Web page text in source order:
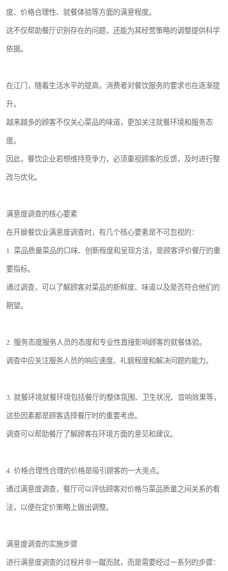
度、价格合理性、就餐体验等方面的满意程度。
这不仅帮助餐厅识别存在的问题，还能为其经营策略的调整提供科学
依据。
在江门，随着生活水平的提高，消费者对餐饮服务的要求也在逐渐提
升。
越来越多的顾客不仅关心菜品的味道，更加关注就餐环境和服务态
度。
因此，餐饮企业若想维持竞争力，必须重视顾客的反馈，及时进行整
改与优化。
满意度调查的核心要素
在开展餐饮业满意度调查时，有几个核心要素是不可忽视的：
1. 菜品质量菜品的口味、创新程度和呈现方法，是顾客评价餐厅的重
要指标。
通过调查，可以了解顾客对菜品的新鲜度、味道以及是否符合他们的
期望。
2. 服务态度服务人员的态度和专业性直接影响顾客的就餐体验。
调查中应关注服务人员的响应速度、礼貌程度和解决问题的能力。
3. 就餐环境就餐环境包括餐厅的整体氛围、卫生状况、音响效果等，
这些因素都是顾客选择餐厅时的重要考虑。
调查可以帮助餐厅了解顾客在环境方面的意见和建议。
4. 价格合理性合理的价格是吸引顾客的一大亮点。
通过满意度调查，餐厅可以评估顾客对价格与菜品质量之间关系的看
法，以便在定价策略上做出调整。
满意度调查的实施步骤
进行满意度调查的过程并非一蹴而就，而是需要经过一系列的步骤：